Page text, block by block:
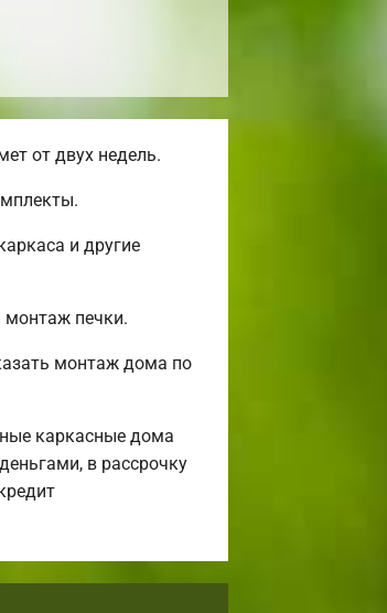
от двух недель.
и другие
монтаж печки.
монтаж дома по
каркасные дома
в рассрочку